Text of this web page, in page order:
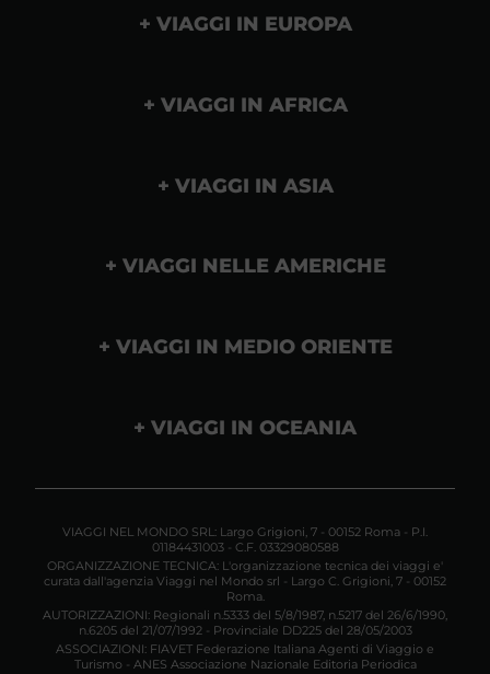
VIAGGI IN EUROPA
VIAGGI IN AFRICA
VIAGGI IN ASIA
VIAGGI NELLE AMERICHE
VIAGGI IN MEDIO ORIENTE
VIAGGI IN OCEANIA
VIAGGI NEL MONDO SRL: Largo Grigioni, 7 - 00152 Roma - P.I.
01184431003 - C.F. 03329080588
ORGANIZZAZIONE TECNICA: L'organizzazione tecnica dei viaggi e'
curata dall'agenzia Viaggi nel Mondo srl - Largo C. Grigioni, 7 - 00152
Roma.
AUTORIZZAZIONI: Regionali n.5333 del 5/8/1987, n.5217 del 26/6/1990,
n.6205 del 21/07/1992 - Provinciale DD225 del 28/05/2003
ASSOCIAZIONI: FIAVET Federazione Italiana Agenti di Viaggio e
Turismo - ANES Associazione Nazionale Editoria Periodica